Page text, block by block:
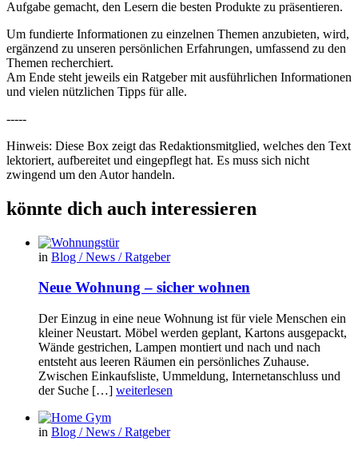
Aufgabe gemacht, den Lesern die besten Produkte zu präsentieren.
Um fundierte Informationen zu einzelnen Themen anzubieten, wird,
ergänzend zu unseren persönlichen Erfahrungen, umfassend zu den
Themen recherchiert.
Am Ende steht jeweils ein Ratgeber mit ausführlichen Informationen
und vielen nützlichen Tipps für alle.
-----
Hinweis: Diese Box zeigt das Redaktionsmitglied, welches den Text
lektoriert, aufbereitet und eingepflegt hat. Es muss sich nicht
zwingend um den Autor handeln.
könnte dich auch interessieren
in Blog / News / Ratgeber
Neue Wohnung – sicher wohnen
Der Einzug in eine neue Wohnung ist für viele Menschen ein
kleiner Neustart. Möbel werden geplant, Kartons ausgepackt,
Wände gestrichen, Lampen montiert und nach und nach
entsteht aus leeren Räumen ein persönliches Zuhause.
Zwischen Einkaufsliste, Ummeldung, Internetanschluss und
der Suche […] weiterlesen
in Blog / News / Ratgeber